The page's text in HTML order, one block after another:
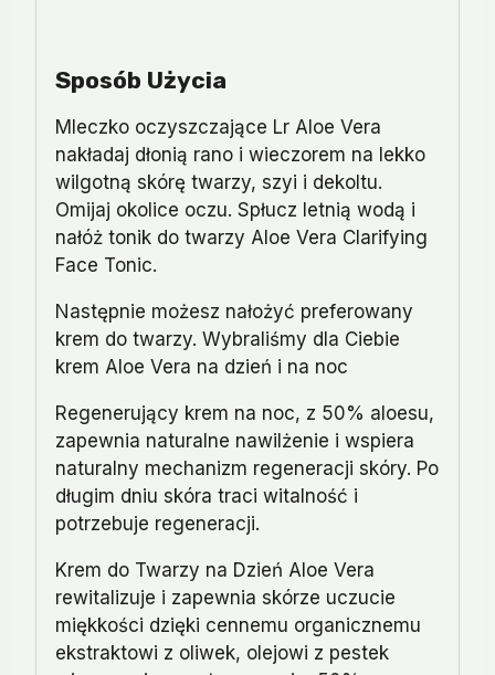
Sposób Użycia
Mleczko oczyszczające Lr Aloe Vera
nakładaj dłonią rano i wieczorem na lekko
wilgotną skórę twarzy, szyi i dekoltu.
Omijaj okolice oczu. Spłucz letnią wodą i
nałóż tonik do twarzy Aloe Vera Clarifying
Face Tonic.
Następnie możesz nałożyć preferowany
krem do twarzy. Wybraliśmy dla Ciebie
krem Aloe Vera na dzień i na noc
Regenerujący krem na noc, z 50% aloesu,
zapewnia naturalne nawilżenie i wspiera
naturalny mechanizm regeneracji skóry. Po
długim dniu skóra traci witalność i
potrzebuje regeneracji.
Krem do Twarzy na Dzień Aloe Vera
rewitalizuje i zapewnia skórze uczucie
miękkości dzięki cennemu organicznemu
ekstraktowi z oliwek, olejowi z pestek